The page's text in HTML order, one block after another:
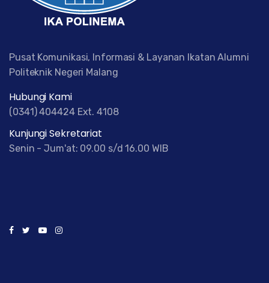
Pusat Komunikasi, Informasi & Layanan Ikatan Alumni
Politeknik Negeri Malang
Hubungi Kami
(0341) 404424 Ext. 4108
Kunjungi Sekretariat
Senin - Jum'at: 09.00 s/d 16.00 WIB